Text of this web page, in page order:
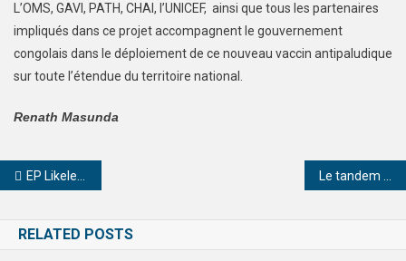
L’OMS, GAVI, PATH, CHAI, l’UNICEF, ainsi que tous les partenaires
impliqués dans ce projet accompagnent le gouvernement
congolais dans le déploiement de ce nouveau vaccin antipaludique
sur toute l’étendue du territoire national.
Renath Masunda
EP Likelemba de Libenge requinquée par le PDL-145T Le tandem Constant Mutamba et Jules Alingete déterrent la hache de guerre.
RELATED POSTS